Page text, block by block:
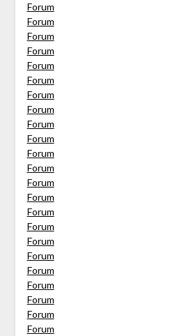
Forum
Forum
Forum
Forum
Forum
Forum
Forum
Forum
Forum
Forum
Forum
Forum
Forum
Forum
Forum
Forum
Forum
Forum
Forum
Forum
Forum
Forum
Forum